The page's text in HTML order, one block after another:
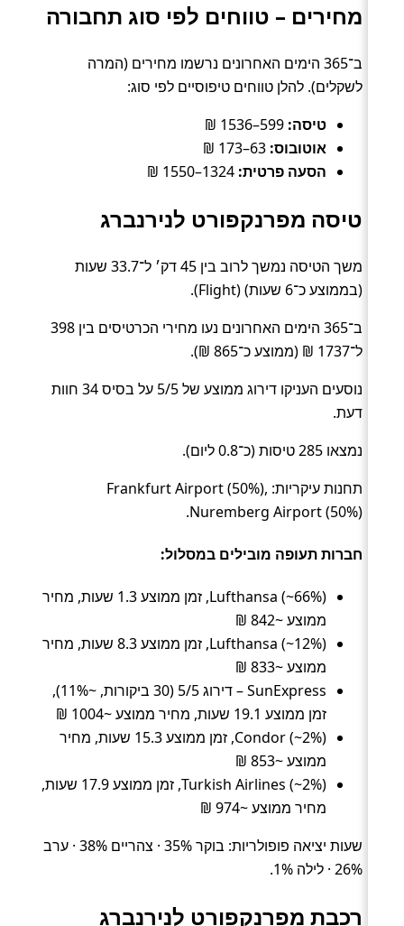
מחירים – טווחים לפי סוג תחבורה
ב־365 הימים האחרונים נרשמו מחירים (המרה
לשקלים). להלן טווחים טיפוסיים לפי סוג:
טיסה:
אוטובוס:
הסעה פרטית:
טיסה מפרנקפורט לנירנברג
משך הטיסה נמשך לרוב בין 45 דק׳ ל־33.7 שעות
(בממוצע כ־6 שעות) (Flight).
ב־365 הימים האחרונים נעו מחירי הכרטיסים בין 398
ל־1737 ₪ (ממוצע כ־865 ₪).
נוסעים העניקו דירוג ממוצע של 5/5 על בסיס 34 חוות
דעת.
נמצאו 285 טיסות (כ־0.8 ליום).
תחנות עיקריות: Frankfurt Airport (50%),
Nuremberg Airport (50%).
חברות תעופה מובילים במסלול:
Lufthansa (~66%), זמן ממוצע 1.3 שעות, מחיר
ממוצע ~842 ₪
Lufthansa (~12%), זמן ממוצע 8.3 שעות, מחיר
ממוצע ~833 ₪
SunExpress – דירוג 5/5 (30 ביקורות, ~11%),
זמן ממוצע 19.1 שעות, מחיר ממוצע ~1004 ₪
Condor (~2%), זמן ממוצע 15.3 שעות, מחיר
ממוצע ~853 ₪
Turkish Airlines (~2%), זמן ממוצע 17.9 שעות,
מחיר ממוצע ~974 ₪
שעות יציאה פופולריות: בוקר 35% · צהריים 38% · ערב
26% · לילה 1%.
רכבת מפרנקפורט לנירנברג